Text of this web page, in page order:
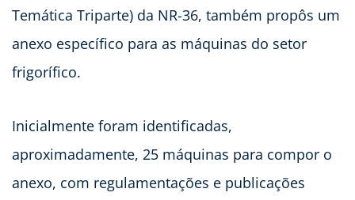
Temática Triparte) da NR-36, também propôs um
anexo específico para as máquinas do setor
frigorífico.
Inicialmente foram identificadas,
aproximadamente, 25 máquinas para compor o
anexo, com regulamentações e publicações